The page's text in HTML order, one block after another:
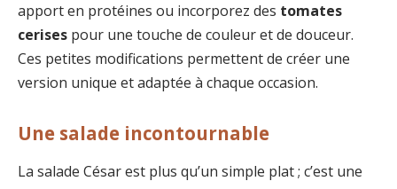
apport en protéines ou incorporez des tomates
cerises pour une touche de couleur et de douceur.
Ces petites modifications permettent de créer une
version unique et adaptée à chaque occasion.
Une salade incontournable
La salade César est plus qu’un simple plat ; c’est une